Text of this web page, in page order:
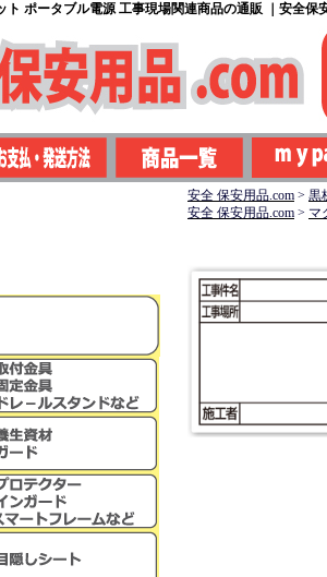
ト ポータブル電源 工事現場関連商品の通販 ｜安全保
安全 保安用品.com > 黒
安全 保安用品.com > マ